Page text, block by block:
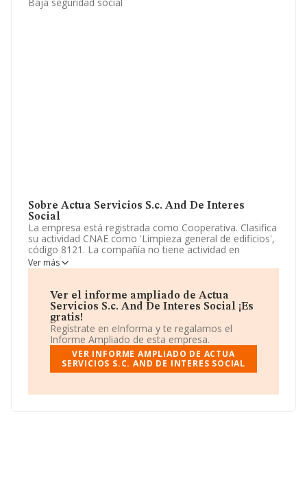
Sobre Actua Servicios S.c. And De Interes
Social
La empresa está registrada como Cooperativa. Clasifica
su actividad CNAE como 'Limpieza general de edificios',
código 8121. La compañía no tiene actividad en
mercados exteriores.
Social, con CIF F91709543, Sevilla, Andalucía.
En relación con el sector y disponiendo de los datos de
hasta 17.778 empresas, en el ámbito nacional la
facturación alcanza la cifra de 5.926 millones de euros y
la media de facturación de ventas entre todas las
compañías alcanza los 333 mil euros. En relación con la
información de la provincia de Sevilla, en la base de
de hasta 87 millones de euros. Finalmente, para
Ver más
Ver el informe ampliado de Actua
Servicios S.c. And De Interes Social ¡Es
gratis!
Regístrate en eInforma y te regalamos el
Informe Ampliado de esta empresa.
VER INFORME AMPLIADO DE ACTUA
SERVICIOS S.C. AND DE INTERES SOCIAL